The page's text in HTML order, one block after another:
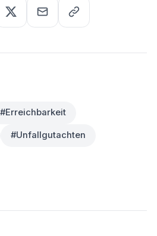
#Erreichbarkeit
#Unfallgutachten